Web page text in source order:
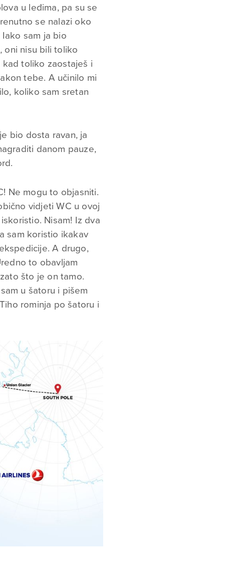
u leđima, pa su se
se nalazi oko
sam ja bio
oni nisu bili toliko
kad toliko zaostaješ i
tebe. A učinilo mi
koliko sam sretan
bio dosta ravan, ja
danom pauze,
Ne mogu to objasniti.
vidjeti WC u ovoj
Nisam! Iz dva
sam koristio ikakav
A drugo,
to obavljam
što je on tamo.
u šatoru i pišem
rominja po šatoru i